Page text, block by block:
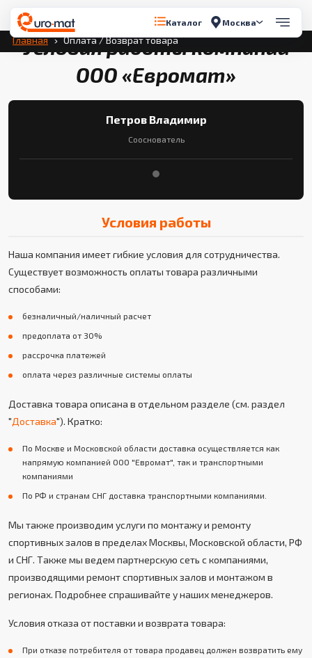
Каталог Москва
Перейти к содержимому
Главная Оплата / Возврат товара
Условия работы компании
ООО «Евромат»
Петров Владимир
Сооснователь
Условия работы
Наша компания имеет гибкие условия для сотрудничества.
Существует возможность оплаты товара различными
способами:
безналичный/наличный расчет
предоплата от 30%
рассрочка платежей
оплата через различные системы оплаты
Доставка товара описана в отдельном разделе (см. раздел
"Доставка"). Кратко:
По Москве и Московской области доставка осуществляется как
напрямую компанией ООО "Евромат", так и транспортными
компаниями
По РФ и странам СНГ доставка транспортными компаниями.
Мы также производим услуги по монтажу и ремонту
спортивных залов в пределах Москвы, Московской области, РФ
и СНГ. Также мы ведем партнерскую сеть с компаниями,
производящими ремонт спортивных залов и монтажом в
регионах. Подробнее спрашивайте у наших менеджеров.
Условия отказа от поставки и возврата товара:
При отказе потребителя от товара продавец должен возвратить ему